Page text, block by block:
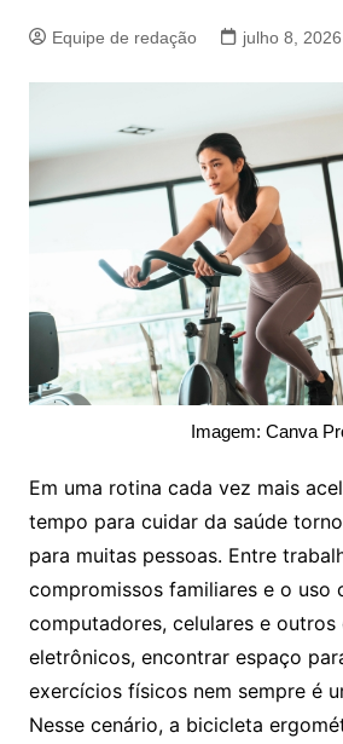
Equipe de redação julho 8, 2026
Imagem: Canva
Em uma rotina cada vez mais
tempo para cuidar da saúde
para muitas pessoas. Entre
compromissos familiares e o uso
computadores, celulares e
eletrônicos, encontrar espaço
exercícios físicos nem sempre é
Nesse cenário, a bicicleta